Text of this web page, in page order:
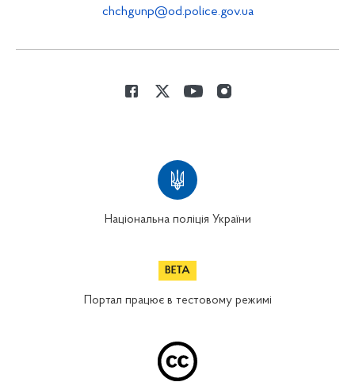
chchgunp@od.police.gov.ua
Національна поліція України
Портал працює в тестовому режимі